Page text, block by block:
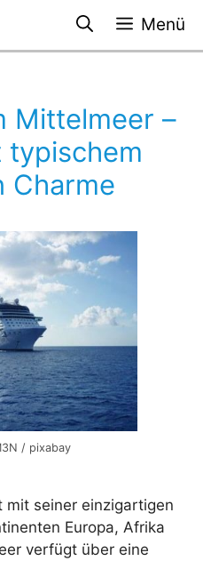
Menü
Mittelmeer –
typischem
Charme
/ pixabay
seiner einzigartigen
Europa, Afrika
verfügt über eine